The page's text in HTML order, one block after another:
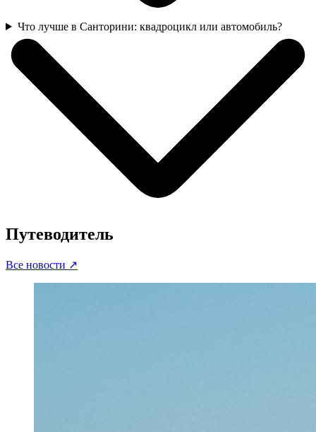
Что лучше в Санторини: квадроцикл или автомобиль?
Путеводитель
Все новости ↗